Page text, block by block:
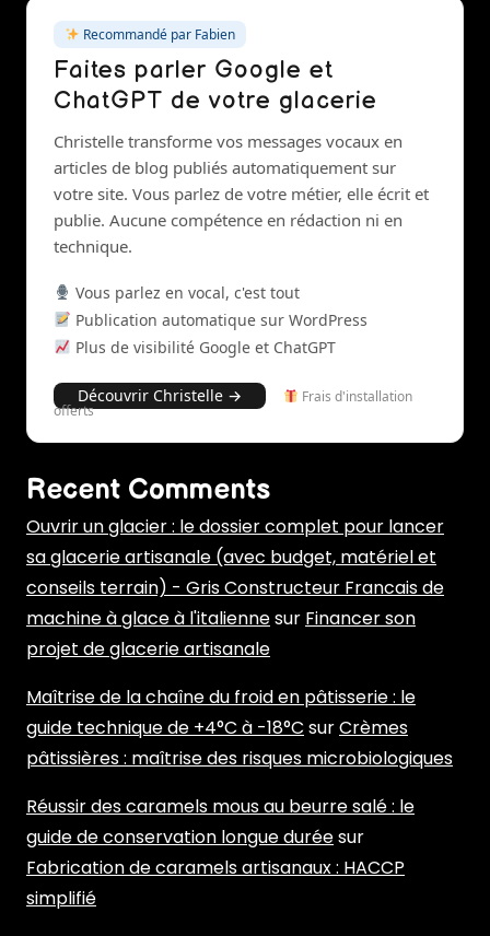
Recommandé par Fabien
Faites parler Google et
ChatGPT de votre glacerie
Christelle transforme vos messages vocaux en
articles de blog publiés automatiquement sur
votre site. Vous parlez de votre métier, elle écrit et
publie. Aucune compétence en rédaction ni en
technique.
Vous parlez en vocal, c'est tout
Publication automatique sur WordPress
Plus de visibilité Google et ChatGPT
Découvrir Christelle → Frais d'installation
offerts
Recent Comments
Ouvrir un glacier : le dossier complet pour lancer
sa glacerie artisanale (avec budget, matériel et
conseils terrain) - Gris Constructeur Francais de
machine à glace à l'italiennesur Financer son
projet de glacerie artisanale
Maîtrise de la chaîne du froid en pâtisserie : le
guide technique de +4°C à -18°C surCrèmes
pâtissières : maîtrise des risques microbiologiques
Réussir des caramels mous au beurre salé : le
guide de conservation longue duréesur
Fabrication de caramels artisanaux : HACCP
simplifié